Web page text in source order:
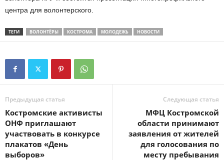
центра для волонтерского.
ТЕГИ ВОЛОНТЁРЫ КОСТРОМА МОЛОДЕЖЬ НОВОСТИ
Предыдущая статья
Костромские активисты
ОНФ приглашают
участвовать в конкурсе
плакатов «День
выборов»
Следующая статья
МФЦ Костромской
области принимают
заявления от жителей
для голосования по
месту пребывания